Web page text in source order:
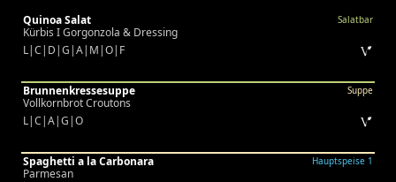
Quinoa Salat Salatbar
Kürbis I Gorgonzola & Dressing
L|C|D|G|A|M|O|F
Brunnenkressesuppe Suppe
Vollkornbrot Croutons
L|C|A|G|O
Spaghetti a la Carbonara Hauptspeise 1
Parmesan